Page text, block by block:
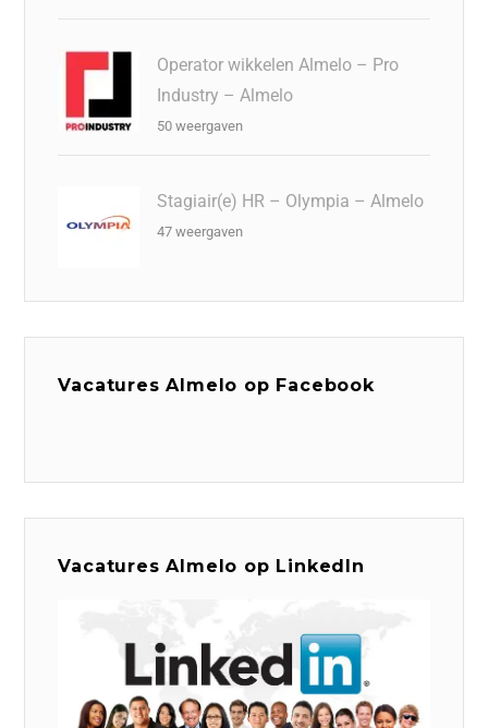
Operator wikkelen Almelo – Pro
Industry – Almelo
50 weergaven
Stagiair(e) HR – Olympia – Almelo
47 weergaven
Vacatures Almelo op Facebook
Vacatures Almelo op LinkedIn